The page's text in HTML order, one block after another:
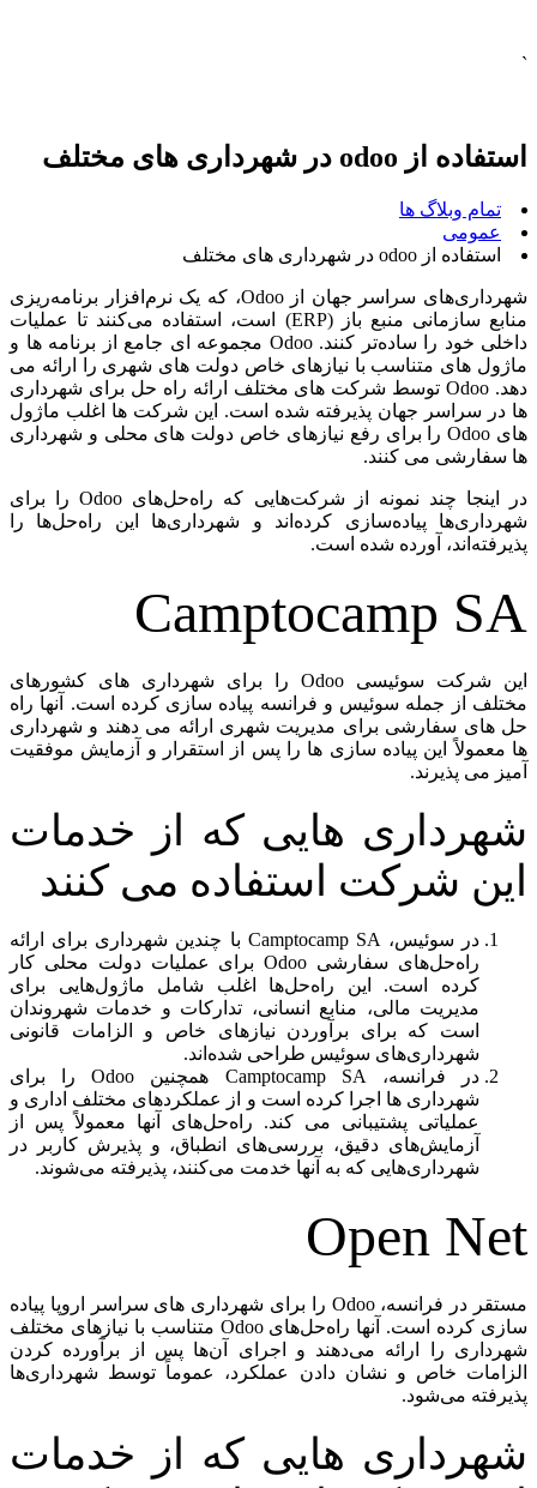
`
استفاده از odoo در شهرداری های مختلف
تمام وبلاگ ها
عمومی
استفاده از odoo در شهرداری های مختلف
شهرداری‌های سراسر جهان از Odoo، که یک نرم‌افزار برنامه‌ریزی
منابع سازمانی منبع باز (ERP) است، استفاده می‌کنند تا عملیات
داخلی خود را ساده‌تر کنند. Odoo مجموعه ای جامع از برنامه ها و
ماژول های متناسب با نیازهای خاص دولت های شهری را ارائه می
دهد. Odoo توسط شرکت های مختلف ارائه راه حل برای شهرداری
ها در سراسر جهان پذیرفته شده است. این شرکت ها اغلب ماژول
های Odoo را برای رفع نیازهای خاص دولت های محلی و شهرداری
ها سفارشی می کنند.
در اینجا چند نمونه از شرکت‌هایی که راه‌حل‌های Odoo را برای
شهرداری‌ها پیاده‌سازی کرده‌اند و شهرداری‌ها این راه‌حل‌ها را
پذیرفته‌اند، آورده شده است.
Camptocamp SA
این شرکت سوئیسی Odoo را برای شهرداری های کشورهای
مختلف از جمله سوئیس و فرانسه پیاده سازی کرده است. آنها راه
حل های سفارشی برای مدیریت شهری ارائه می دهند و شهرداری
ها معمولاً این پیاده سازی ها را پس از استقرار و آزمایش موفقیت
آمیز می پذیرند.
شهرداری هایی که از خدمات
این شرکت استفاده می کنند
در سوئیس، Camptocamp SA با چندین شهرداری برای ارائه
راه‌حل‌های سفارشی Odoo برای عملیات دولت محلی کار
کرده است. این راه‌حل‌ها اغلب شامل ماژول‌هایی برای
مدیریت مالی، منابع انسانی، تدارکات و خدمات شهروندان
است که برای برآوردن نیازهای خاص و الزامات قانونی
شهرداری‌های سوئیس طراحی شده‌اند.
در فرانسه، Camptocamp SA همچنین Odoo را برای
شهرداری ها اجرا کرده است و از عملکردهای مختلف اداری و
عملیاتی پشتیبانی می کند. راه‌حل‌های آنها معمولاً پس از
آزمایش‌های دقیق، بررسی‌های انطباق، و پذیرش کاربر در
شهرداری‌هایی که به آنها خدمت می‌کنند، پذیرفته می‌شوند.
Open Net
مستقر در فرانسه، Odoo را برای شهرداری های سراسر اروپا پیاده
سازی کرده است. آنها راه‌حل‌های Odoo متناسب با نیازهای مختلف
شهرداری را ارائه می‌دهند و اجرای آن‌ها پس از برآورده کردن
الزامات خاص و نشان دادن عملکرد، عموماً توسط شهرداری‌ها
پذیرفته می‌شود.
شهرداری هایی که از خدمات